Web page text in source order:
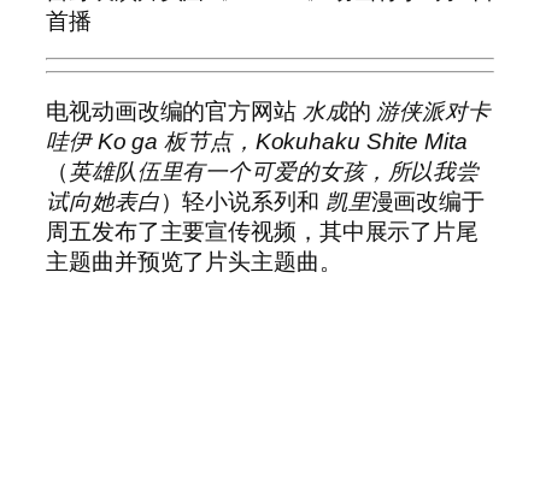
首播
电视动画改编的官方网站 水成的 游侠派对卡
哇伊 Ko ga 板节点，Kokuhaku Shite Mita
（英雄队伍里有一个可爱的女孩，所以我尝
试向她表白）轻小说系列和 凯里漫画改编于
周五发布了主要宣传视频，其中展示了片尾
主题曲并预览了片头主题曲。